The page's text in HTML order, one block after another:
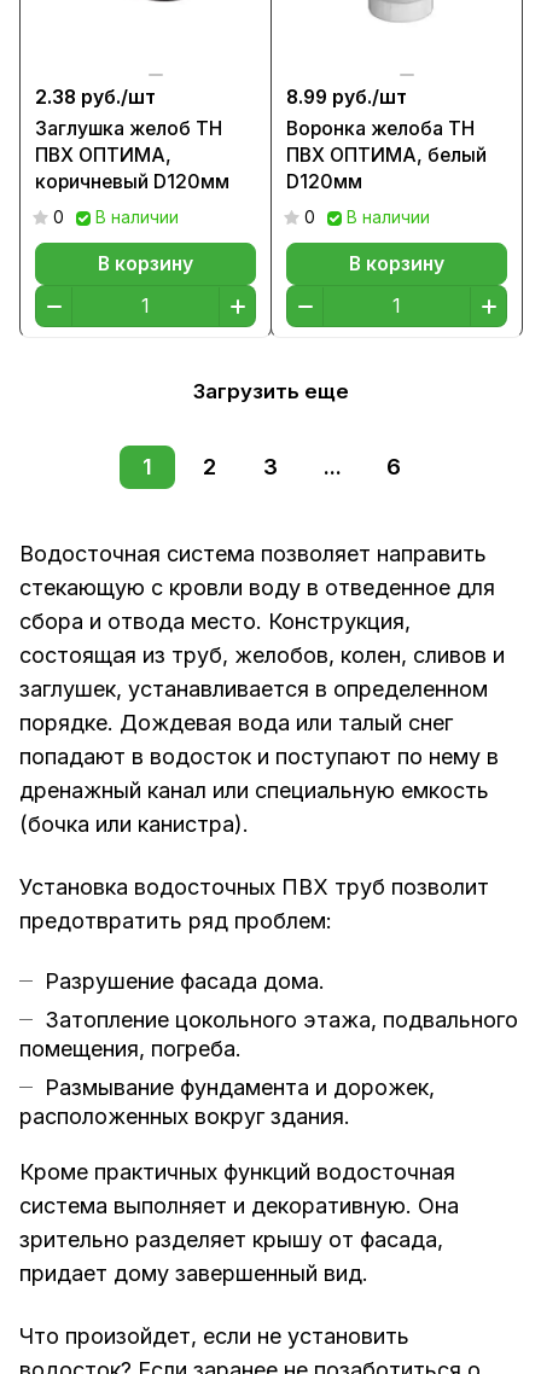
2.38 руб./шт
Заглушка желоб ТН
ПВХ ОПТИМА,
коричневый D120мм
0 В наличии
В корзину
8.99 руб./шт
Воронка желоба ТН
ПВХ ОПТИМА, белый
D120мм
0 В наличии
В корзину
Загрузить еще
1 2 3 ... 6
Водосточная система позволяет направить
стекающую с кровли воду в отведенное для
сбора и отвода место. Конструкция,
состоящая из труб, желобов, колен, сливов и
заглушек, устанавливается в определенном
порядке. Дождевая вода или талый снег
попадают в водосток и поступают по нему в
дренажный канал или специальную емкость
(бочка или канистра).
Установка водосточных ПВХ труб позволит
предотвратить ряд проблем:
Разрушение фасада дома.
Затопление цокольного этажа, подвального
помещения, погреба.
Размывание фундамента и дорожек,
расположенных вокруг здания.
Кроме практичных функций водосточная
система выполняет и декоративную. Она
зрительно разделяет крышу от фасада,
придает дому завершенный вид.
Что произойдет, если не установить